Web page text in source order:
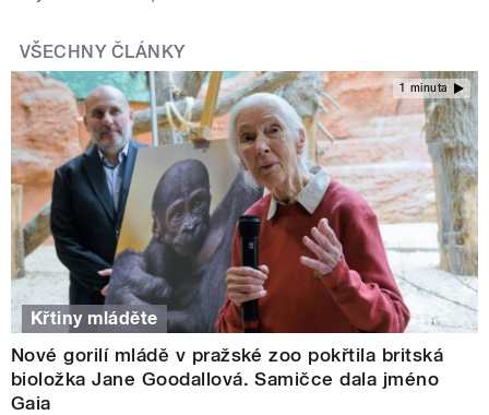
VŠECHNY ČLÁNKY
1 minuta
Křtiny mláděte
Nové gorilí mládě v pražské zoo pokřtila britská
bioložka Jane Goodallová. Samičce dala jméno
Gaia